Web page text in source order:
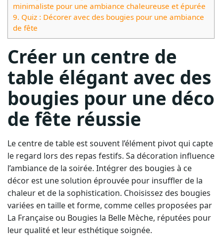
minimaliste pour une ambiance chaleureuse et épurée
9. Quiz : Décorer avec des bougies pour une ambiance
de fête
Créer un centre de
table élégant avec des
bougies pour une déco
de fête réussie
Le centre de table est souvent l’élément pivot qui capte
le regard lors des repas festifs. Sa décoration influence
l’ambiance de la soirée. Intégrer des bougies à ce
décor est une solution éprouvée pour insuffler de la
chaleur et de la sophistication. Choisissez des bougies
variées en taille et forme, comme celles proposées par
La Française ou Bougies la Belle Mèche, réputées pour
leur qualité et leur esthétique soignée.